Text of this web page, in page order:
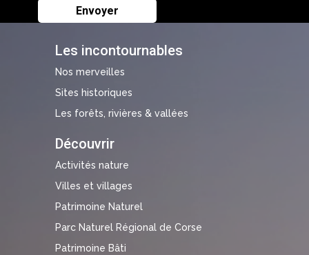
Les incontournables
Nos merveilles
Sites historiques
Les forêts, rivières & vallées
Découvrir
Activités nature
Villes et villages
Patrimoine Naturel
Parc Naturel Régional de Corse
Patrimoine Bâti